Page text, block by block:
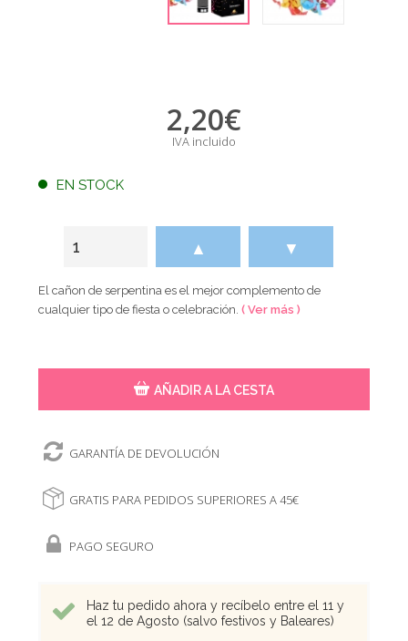
2,20€
IVA incluido
EN STOCK
▲ ▼
El cañon de serpentina es el mejor complemento de
cualquier tipo de fiesta o celebración.( Ver más )
AÑADIR A LA CESTA
GARANTÍA DE DEVOLUCIÓN
GRATIS PARA PEDIDOS SUPERIORES A 45€
PAGO SEGURO
Haz tu pedido ahora y recíbelo entre el 11 y
el 12 de Agosto (salvo festivos y Baleares)